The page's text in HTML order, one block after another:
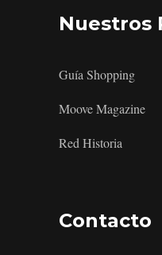
Nuestros
Guía Shopping
Moove Magazine
Red Historia
Contacto